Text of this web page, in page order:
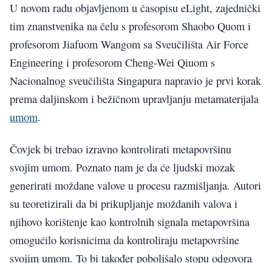
U novom radu objavljenom u časopisu eLight, zajednički
tim znanstvenika na čelu s profesorom Shaobo Quom i
profesorom Jiafuom Wangom sa Sveučilišta Air Force
Engineering i profesorom Cheng-Wei Qiuom s
Nacionalnog sveučilišta Singapura napravio je prvi korak
prema daljinskom i bežičnom upravljanju metamaterijala
umom.
Čovjek bi trebao izravno kontrolirati metapovršinu
svojim umom. Poznato nam je da će ljudski mozak
generirati moždane valove u procesu razmišljanja. Autori
su teoretizirali da bi prikupljanje moždanih valova i
njihovo korištenje kao kontrolnih signala metapovršina
omogućilo korisnicima da kontroliraju metapovršine
svojim umom. To bi također poboljšalo stopu odgovora